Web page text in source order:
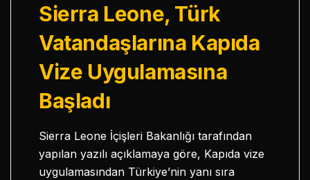
Sierra Leone, Türk
Vatandaşlarına Kapıda
Vize Uygulamasına
Başladı
Sierra Leone İçişleri Bakanlığı tarafından
yapılan yazılı açıklamaya göre, Kapıda vize
uygulamasından Türkiye’nin yanı sıra